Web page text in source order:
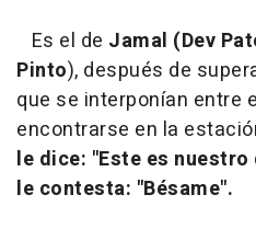
Es el de Jamal (Dev
Pinto), después de
que se interponían entre
encontrarse en la
le dice: "Este es
le contesta: "Bésame".